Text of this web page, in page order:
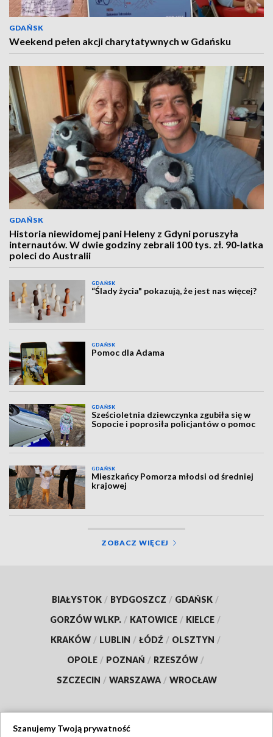
GDAŃSK
Weekend pełen akcji charytatywnych w Gdańsku
GDAŃSK
Historia niewidomej pani Heleny z Gdyni poruszyła
internautów. W dwie godziny zebrali 100 tys. zł. 90-latka
poleci do Australii
GDAŃSK
“Ślady życia" pokazują, że jest nas więcej?
GDAŃSK
Pomoc dla Adama
GDAŃSK
Sześcioletnia dziewczynka zgubiła się w
Sopocie i poprosiła policjantów o pomoc
GDAŃSK
Mieszkańcy Pomorza młodsi od średniej
krajowej
ZOBACZ WIĘCEJ
BIAŁYSTOK / BYDGOSZCZ / GDAŃSK /
GORZÓW WLKP. / KATOWICE / KIELCE /
KRAKÓW / LUBLIN / ŁÓDŹ / OLSZTYN /
OPOLE / POZNAŃ / RZESZÓW /
SZCZECIN / WARSZAWA / WROCŁAW
Szanujemy Twoją prywatność